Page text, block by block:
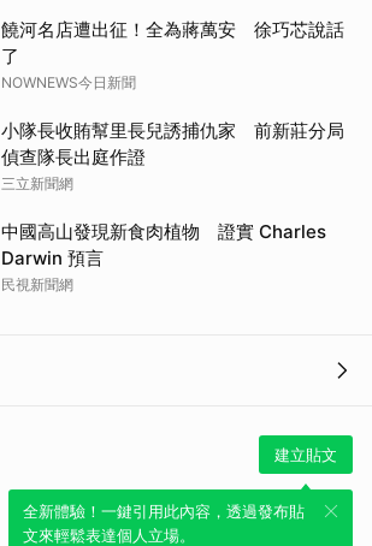
饒河名店遭出征！全為蔣萬安 徐巧芯說話
了
NOWNEWS今日新聞
小隊長收賄幫里長兒誘捕仇家 前新莊分局
偵查隊長出庭作證
三立新聞網
中國高山發現新食肉植物 證實 Charles
Darwin 預言
民視新聞網
建立貼文
全新體驗！一鍵引用此內容，透過發布貼
文來輕鬆表達個人立場。